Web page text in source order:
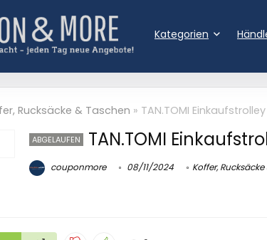
Kategorien
Rucksäcke & Taschen » TAN.TOMI
ABGELAUFEN TAN.TOMI
couponmore 08/11/2024 Koffer,